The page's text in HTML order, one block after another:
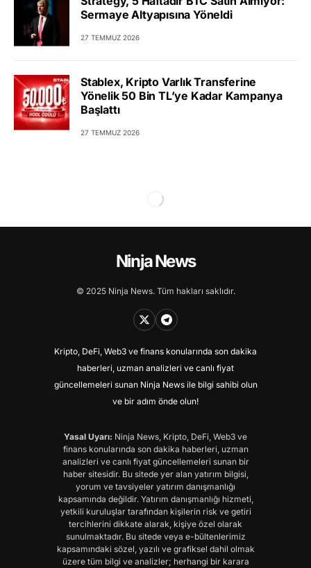
Sermaye Altyapısına Yöneldi
27 TEMMUZ 2026
Stablex, Kripto Varlık Transferine
Yönelik 50 Bin TL’ye Kadar Kampanya
Başlattı
27 TEMMUZ 2026
Ninja News
© 2025 Ninja News. Tüm hakları saklıdır.
Kripto, DeFi, Web3 ve finans konularında son dakika
haberleri, uzman analizleri ve canlı fiyat
güncellemeleri sunan Ninja News ile bilgi sahibi olun
ve bir adım önde olun!
Yasal Uyarı: Ninja News, Kripto, DeFi, Web3 ve
finans konularında son dakika haberleri, uzman
analizleri ve canlı fiyat güncellemeleri sunan bir
haber sitesidir. Bu sitede yer alan yatırım bilgisi,
yorum ve tavsiyeler yatırım danışmanlığı
kapsamında değildir. Yatırım danışmanlığı hizmeti,
yetkili kuruluşlar tarafından kişilerin risk ve getiri
tercihlerini dikkate alarak, kişiye özel olarak
sunulmaktadır. Bu sitede veya e-bültenlerimiz
kapsamındaki sözel, yazılı ve grafiksel dahil olmak
üzere tüm bilgi ve analizler; herhangi bir karara